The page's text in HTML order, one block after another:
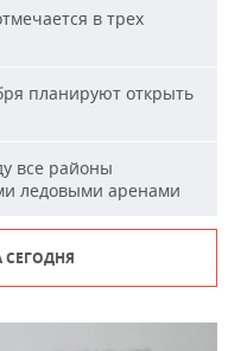
в трех
планируют открыть
все районы
ледовыми аренами
СЕГОДНЯ